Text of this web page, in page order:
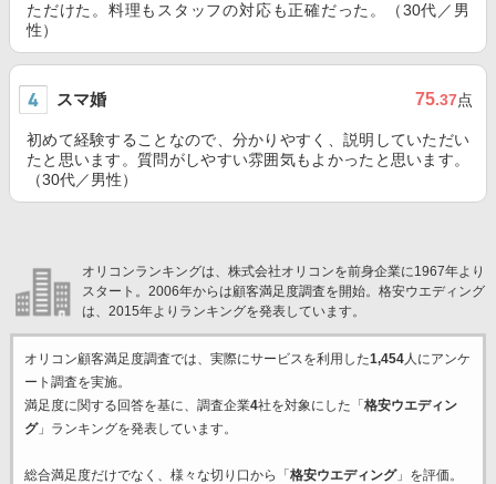
ただけた。料理もスタッフの対応も正確だった。（30代／男
性）
スマ婚 75.37点
初めて経験することなので、分かりやすく、説明していただい
たと思います。質問がしやすい雰囲気もよかったと思います。
（30代／男性）
オリコンランキングは、株式会社オリコンを前身企業に1967年より
スタート。2006年からは顧客満足度調査を開始。格安ウエディング
は、2015年よりランキングを発表しています。
オリコン顧客満足度調査では、実際にサービスを利用した1,454人にアンケ
ート調査を実施。
満足度に関する回答を基に、調査企業4社を対象にした「 格安ウエディン
グ」ランキングを発表しています。
総合満足度だけでなく、様々な切り口から「 格安ウエディング」を評価。